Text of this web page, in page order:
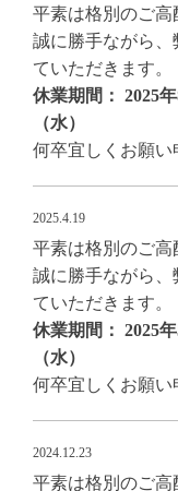
平素は格別のご高
誠に勝手ながら
ていただきます。
休業期間： 2025
（水）
何卒宜しくお願い
2025.4.19
平素は格別のご高
誠に勝手ながら
ていただきます。
休業期間： 2025
（水）
何卒宜しくお願い
2024.12.23
平素は格別のご高